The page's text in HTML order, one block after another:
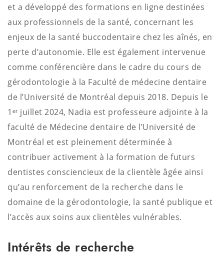
et a développé des formations en ligne destinées
aux professionnels de la santé, concernant les
enjeux de la santé buccodentaire chez les aînés, en
perte d’autonomie. Elle est également intervenue
comme conférencière dans le cadre du cours de
gérodontologie à la Faculté de médecine dentaire
de l’Université de Montréal depuis 2018. Depuis le
1ᵉʳ juillet 2024, Nadia est professeure adjointe à la
faculté de Médecine dentaire de l’Université de
Montréal et est pleinement déterminée à
contribuer activement à la formation de futurs
dentistes consciencieux de la clientèle âgée ainsi
qu’au renforcement de la recherche dans le
domaine de la gérodontologie, la santé publique et
l’accès aux soins aux clientèles vulnérables.
Intérêts de recherche